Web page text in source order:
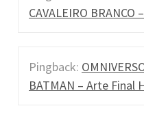
CAVALEIRO BRANCO
Pingback:
BATMAN – Arte Final